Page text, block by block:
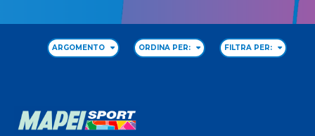
ARGOMENTO ORDINA PER: FILTRA PER: